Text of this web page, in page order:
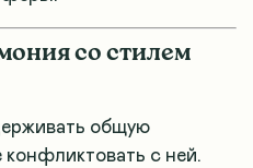
со стилем
общую
с ней.